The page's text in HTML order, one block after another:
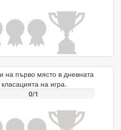
на първо място в дневната
класацията на игра.
0/1